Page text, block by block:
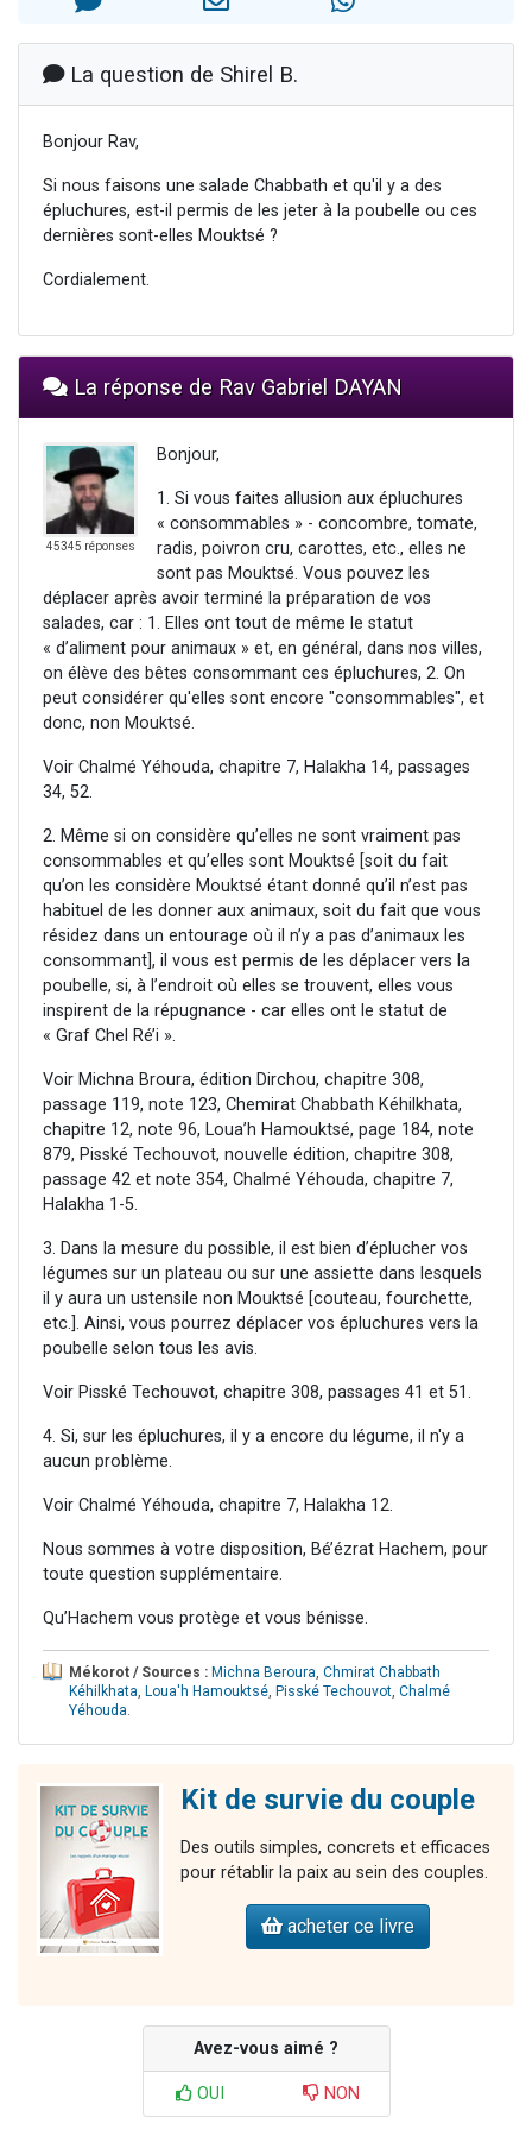
La question de Shirel B.
Bonjour Rav,
Si nous faisons une salade Chabbath et qu'il y a des
épluchures, est-il permis de les jeter à la poubelle ou ces
dernières sont-elles Mouktsé ?
Cordialement.
La réponse de Rav Gabriel DAYAN
45345 réponses
Bonjour,
1. Si vous faites allusion aux épluchures
« consommables » - concombre, tomate,
radis, poivron cru, carottes, etc., elles ne
sont pas Mouktsé. Vous pouvez les
déplacer après avoir terminé la préparation de vos
salades, car : 1. Elles ont tout de même le statut
« d’aliment pour animaux » et, en général, dans nos villes,
on élève des bêtes consommant ces épluchures, 2. On
peut considérer qu'elles sont encore "consommables", et
donc, non Mouktsé.
Voir Chalmé Yéhouda, chapitre 7, Halakha 14, passages
34, 52.
2. Même si on considère qu’elles ne sont vraiment pas
consommables et qu’elles sont Mouktsé [soit du fait
qu’on les considère Mouktsé étant donné qu’il n’est pas
habituel de les donner aux animaux, soit du fait que vous
résidez dans un entourage où il n’y a pas d’animaux les
consommant], il vous est permis de les déplacer vers la
poubelle, si, à l’endroit où elles se trouvent, elles vous
inspirent de la répugnance - car elles ont le statut de
« Graf Chel Ré’i ».
Voir Michna Broura, édition Dirchou, chapitre 308,
passage 119, note 123, Chemirat Chabbath Kéhilkhata,
chapitre 12, note 96, Loua’h Hamouktsé, page 184, note
879, Pisské Techouvot, nouvelle édition, chapitre 308,
passage 42 et note 354, Chalmé Yéhouda, chapitre 7,
Halakha 1-5.
3. Dans la mesure du possible, il est bien d’éplucher vos
légumes sur un plateau ou sur une assiette dans lesquels
il y aura un ustensile non Mouktsé [couteau, fourchette,
etc.]. Ainsi, vous pourrez déplacer vos épluchures vers la
poubelle selon tous les avis.
Voir Pisské Techouvot, chapitre 308, passages 41 et 51.
4. Si, sur les épluchures, il y a encore du légume, il n'y a
aucun problème.
Voir Chalmé Yéhouda, chapitre 7, Halakha 12.
Nous sommes à votre disposition, Bé’ézrat Hachem, pour
toute question supplémentaire.
Qu’Hachem vous protège et vous bénisse.
Mékorot / Sources : Michna Beroura, Chmirat Chabbath
Kéhilkhata, Loua'h Hamouktsé, Pisské Techouvot, Chalmé
Yéhouda.
Kit de survie du couple
Des outils simples, concrets et efficaces
pour rétablir la paix au sein des couples.
acheter ce livre
Avez-vous aimé ?
OUI NON